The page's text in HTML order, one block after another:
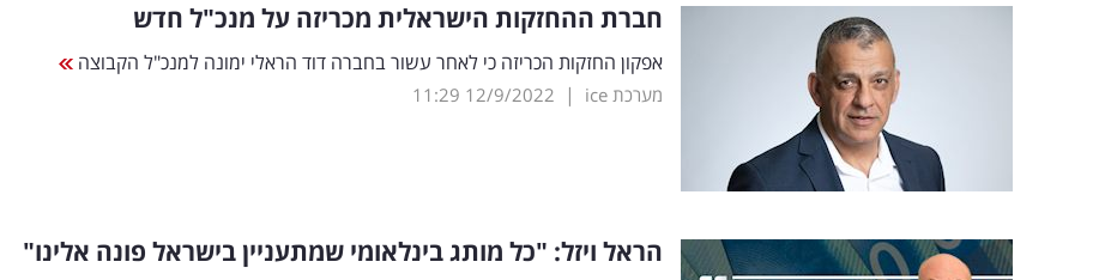
חברת ההחזקות הישראלית מכריזה על מנכ"ל חדש
אפקון החזקות הכריזה כי לאחר עשור בחברה דוד הראלי ימונה למנכ"ל הקבוצה
מערכת ice |
12/9/2022
11:29
הראל ויזל: "כל מותג בינלאומי שמתעניין בישראל פונה אלינו"